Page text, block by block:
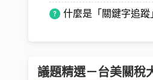
什麼是「關鍵字追蹤
議題精選－台美關稅